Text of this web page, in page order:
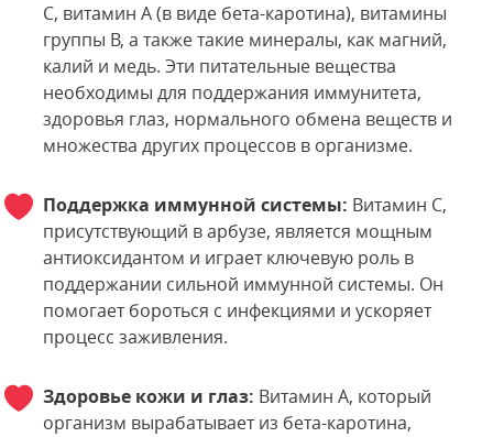
C, витамин A (в виде бета-каротина), витамины
группы B, а также такие минералы, как магний,
калий и медь. Эти питательные вещества
необходимы для поддержания иммунитета,
здоровья глаз, нормального обмена веществ и
множества других процессов в организме.
Поддержка иммунной системы: Витамин C,
присутствующий в арбузе, является мощным
антиоксидантом и играет ключевую роль в
поддержании сильной иммунной системы. Он
помогает бороться с инфекциями и ускоряет
процесс заживления.
Здоровье кожи и глаз: Витамин A, который
организм вырабатывает из бета-каротина,